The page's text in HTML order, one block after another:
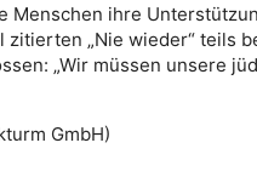
Menschen ihre
zitierten „Nie wieder“ teils
„Wir müssen unsere
GmbH)